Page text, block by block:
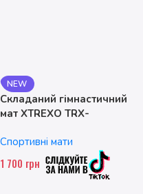
NEW
Складаний гімнастичний
мат XTREXO TRX-
Спортивні мати
1 700 грн